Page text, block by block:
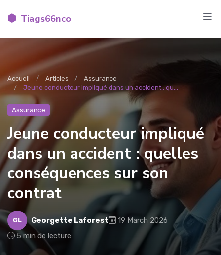
Tiags66nco
Accueil Articles
Assurance
Jeune conducteur impliqué dans un accident : qu...
Assurance
Jeune conducteur impliqué
dans un accident : quelles
conséquences sur son
contrat
GL Georgette Laforest
19 March 2026
5 min de lecture